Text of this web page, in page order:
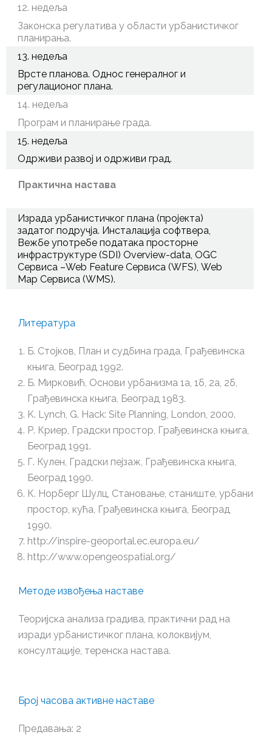
12. недеља
Законска регулатива у области урбанистичког
планирања.
13. недеља
Врсте планова. Однос генералног и
регулационог плана.
14. недеља
Програм и планирање града.
15. недеља
Одрживи развој и одрживи град.
Практична настава
Израда урбанистичког плана (пројекта)
задатог подручја. Инсталација софтвера,
Вежбе употребе података простoрне
инфраструктуре (SDI) Overview-data, OGC
Сервиса –Web Feature Сервиса (WFS), Web
Map Сервиса (WMS).
Литература
Б. Стојков, План и судбина града, Грађевинска
књига, Београд 1992.
Б. Мирковић, Основи урбанизма 1а, 1б, 2а, 2б,
Грађевинска књига, Београд 1983.
K. Lynch, G. Hack: Site Planning, London, 2000.
Р. Криер, Градски простор, Грађевинска књига,
Београд 1991.
Г. Кулен, Градски пејзаж, Грађевинска књига,
Београд 1990.
К. Норберг Шулц, Становање, станиште, урбани
простор, кућа, Грађевинска књига, Београд
1990.
http://inspire-geoportal.ec.europa.eu/
http://www.opengeospatial.org/
Методе извођења наставе
Теоријска анализа градива, практични рад на
изради урбанистичког плана, колоквијум,
консултације, теренска настава.
Број часова активне наставе
Предавања: 2